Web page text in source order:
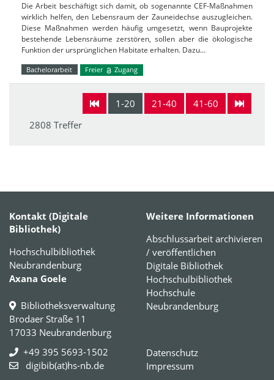
Die Arbeit beschäftigt sich damit, ob sogenannte CEF-Maßnahmen
wirklich helfen, den Lebensraum der Zauneidechse auszugleichen.
Diese Maßnahmen werden häufig umgesetzt, wenn Bauprojekte
bestehende Lebensräume zerstören, sollen aber die ökologische
Funktion der ursprünglichen Habitate erhalten. Dazu…
Bachelorarbeit Freier Zugang
1-20 21-40
41-60
2808 Treffer
Kontakt (Digitale
Bibliothek)
Hochschulbibliothek
Neubrandenburg
Axana Goele
Bibliotheksverwaltung
Brodaer Straße 11
17033 Neubrandenburg
+49 395 5693-1502
digibib(at)hs-nb.de
Weitere Informationen
Abschlussarbeit archivieren
/ veröffentlichen
Digitale Bibliothek
Hochschulbibliothek
Hochschule
Neubrandenburg
Datenschutz
Impressum